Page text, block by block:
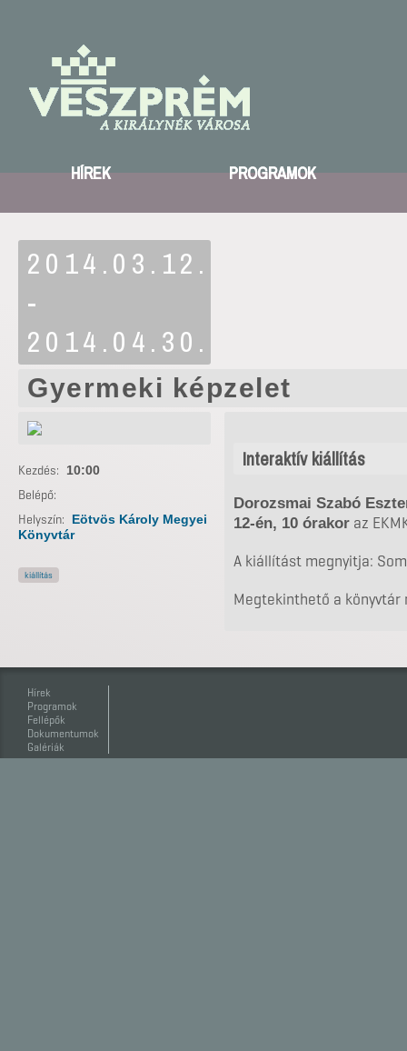
HÍREK PROGRAMOK
2014.03.12.
-
2014.04.30.
Gyermeki képzelet
Interaktív kiállítás
Dorozsmai Szabó
12-én, 10 órakor az
A kiállítást megnyitja:
Megtekinthető a
Kezdés: 10:00
Belépő:
Helyszín:
Eötvös Károly Megyei
Könyvtár
kiállítás
Hírek
Programok
Fellépők
Dokumentumok
Galériák